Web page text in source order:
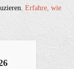
Erfahre, wie